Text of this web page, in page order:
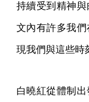
持續受到精神與
文內有許多我
現我們與這些時
白曉紅從體制